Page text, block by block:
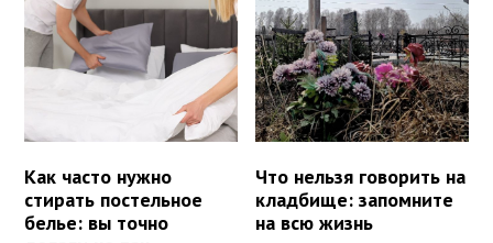
Как часто нужно
стирать постельное
белье: вы точно
Что нельзя говорить на
кладбище: запомните
на всю жизнь